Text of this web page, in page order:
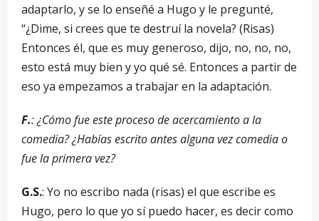
adaptarlo, y se lo enseñé a Hugo y le pregunté,
“¿Dime, si crees que te destruí la novela? (Risas)
Entonces él, que es muy generoso, dijo, no, no, no,
esto está muy bien y yo qué sé. Entonces a partir de
eso ya empezamos a trabajar en la adaptación.
F.: ¿Cómo fue este proceso de acercamiento a la
comedia? ¿Habías escrito antes alguna vez comedia o
fue la primera vez?
G.S.: Yo no escribo nada (risas) el que escribe es
Hugo, pero lo que yo sí puedo hacer, es decir como